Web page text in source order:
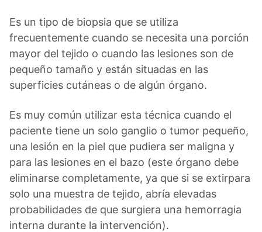
Es un tipo de biopsia que se utiliza
frecuentemente cuando se necesita una porción
mayor del tejido o cuando las lesiones son de
pequeño tamaño y están situadas en las
superficies cutáneas o de algún órgano.
Es muy común utilizar esta técnica cuando el
paciente tiene un solo ganglio o tumor pequeño,
una lesión en la piel que pudiera ser maligna y
para las lesiones en el bazo (este órgano debe
eliminarse completamente, ya que si se extirpara
solo una muestra de tejido, abría elevadas
probabilidades de que surgiera una hemorragia
interna durante la intervención).